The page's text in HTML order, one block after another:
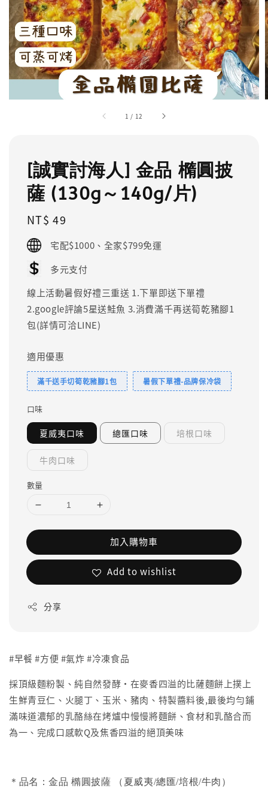
1 / 12
[誠實討海人] 金品 橢圓披
薩 (130g～140g/片)
Regular
price
NT$ 49
宅配$1000、全家$799免運
多元支付
線上活動暑假好禮三重送 1.下單即送下單禮
2.google評論5星送鮭魚 3.消費滿千再送筍乾豬腳1
包(詳情可洽LINE)
適用優惠
滿千送手切筍乾豬腳1包 暑假下單禮-品牌保冷袋
口味
夏威夷口味 總匯口味 培根口味
牛肉口味
數量
加入購物車
Add to wishlist
分享
#早餐 #方便 #氣炸 #冷凍食品
採頂級麵粉製、純自然發酵·在麥香四溢的比薩麵餅上撲上
生鮮青豆仁、火腿丁、玉米、豬肉、特製醬料後,最後均勻鋪
滿味道濃郁的乳酪絲在烤爐中慢慢將麵餅、食材和乳酪合而
為一、完成口感軟Q及焦香四溢的絕頂美味
＊品名：金品 橢圓披薩 （夏威夷/總匯/培根/牛肉）